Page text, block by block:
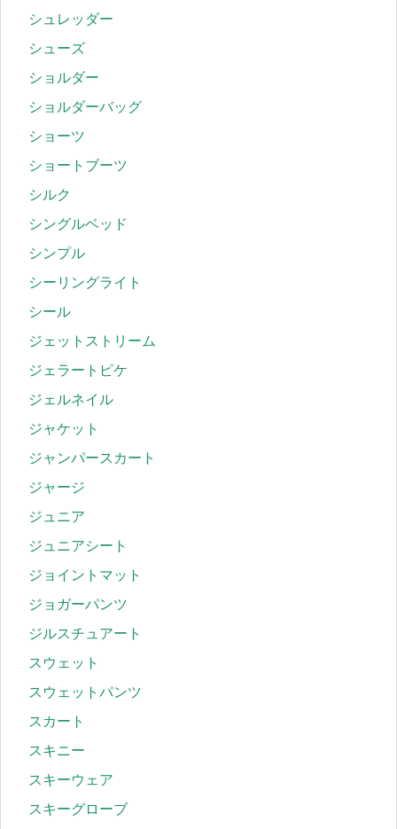
シュレッダー
シューズ
ショルダー
ショルダーバッグ
ショーツ
ショートブーツ
シルク
シングルベッド
シンプル
シーリングライト
シール
ジェットストリーム
ジェラートピケ
ジェルネイル
ジャケット
ジャンパースカート
ジャージ
ジュニア
ジュニアシート
ジョイントマット
ジョガーパンツ
ジルスチュアート
スウェット
スウェットパンツ
スカート
スキニー
スキーウェア
スキーグローブ